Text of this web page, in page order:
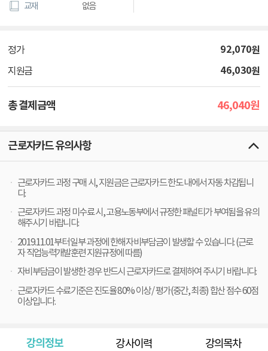
교재 없음
정가 92,070원
지원금 46,030원
총 결제금액 46,040원
근로자카드 유의사항
근로자카드 과정 구매 시, 지원금은 근로자카드 한도 내에서 자동 차감됩니
다.
근로자카드 과정 미수료 시, 고용노동부에서 규정한 패널티가 부여됨을 유의
해주시기 바랍니다.
2019.11.01부터 일부 과정에 한해 자비부담금이 발생할 수 있습니다. (근로
자 직업능력개발훈련 지원규정에 따름)
자비부담금이 발생한 경우 반드시 근로자카드로 결제하여 주시기 바랍니다.
근로자카드 수료기준은 진도율 80% 이상 / 평가(중간, 최종) 합산 점수 60점
이상입니다.
강의정보 강사이력 강의목차